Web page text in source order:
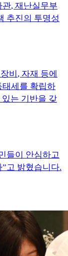
관, 재난실무부
추진의 투명성
비 , 자재 등에
세를 확립하
는 기반을 갖
들이 안심하고
”고 밝혔습니다.